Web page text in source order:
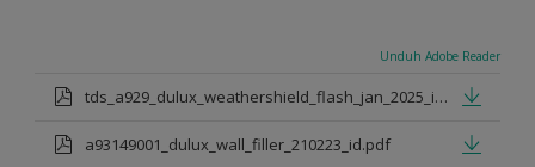
Unduh Adobe Reader
tds_a929_dulux_weathershield_flash_jan_2025_id.pdf
a93149001_dulux_wall_filler_210223_id.pdf